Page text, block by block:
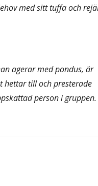
med sitt tuffa och
agerar med pondus, är
hettar till och presterade
person i gruppen.